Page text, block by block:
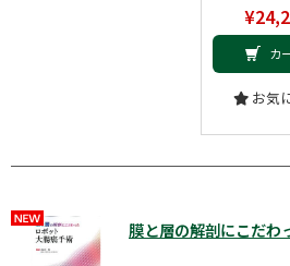
カ
お気
膜と層の解剖にこだわ